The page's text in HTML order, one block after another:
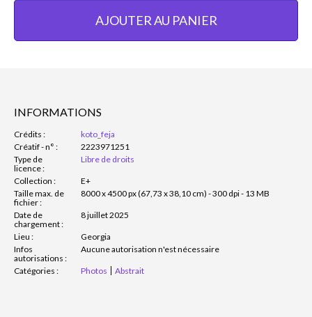
AJOUTER AU PANIER
INFORMATIONS
Crédits :
koto_feja
Créatif - n° :
2223971251
Type de
licence :
Libre de droits
Collection :
E+
Taille max. de
fichier :
8000 x 4500 px (67,73 x 38,10 cm) - 300 dpi - 13 MB
Date de
chargement :
8 juillet 2025
Lieu :
Georgia
Infos
autorisations :
Aucune autorisation n'est nécessaire
Catégories : Photos Abstrait